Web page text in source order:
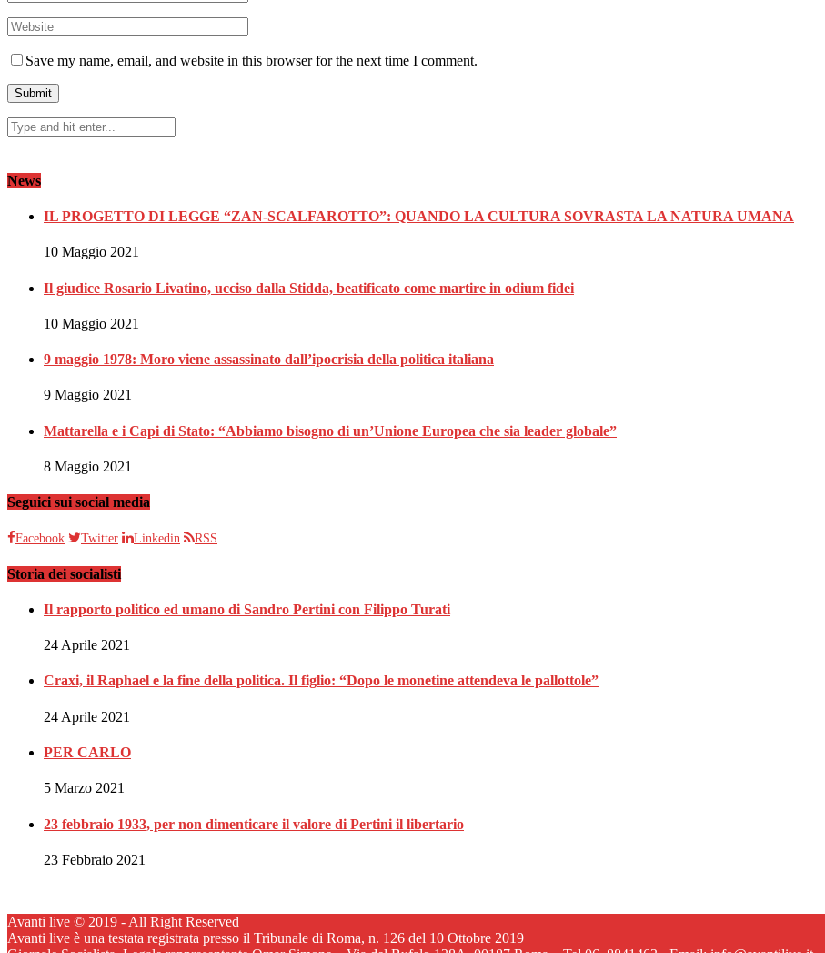
Save my name, email, and website in this browser for the next time I comment.
News
IL PROGETTO DI LEGGE “ZAN-SCALFAROTTO”: QUANDO LA CULTURA SOVRASTA LA NATURA UMANA
10 Maggio 2021
Il giudice Rosario Livatino, ucciso dalla Stidda, beatificato come martire in odium fidei
10 Maggio 2021
9 maggio 1978: Moro viene assassinato dall’ipocrisia della politica italiana
9 Maggio 2021
Mattarella e i Capi di Stato: “Abbiamo bisogno di un’Unione Europea che sia leader globale”
8 Maggio 2021
Seguici sui social media
Facebook Twitter Linkedin RSS
Storia dei socialisti
Il rapporto politico ed umano di Sandro Pertini con Filippo Turati
24 Aprile 2021
Craxi, il Raphael e la fine della politica. Il figlio: “Dopo le monetine attendeva le pallottole”
24 Aprile 2021
PER CARLO
5 Marzo 2021
23 febbraio 1933, per non dimenticare il valore di Pertini il libertario
23 Febbraio 2021
Avanti live © 2019 - All Right Reserved
Avanti live è una testata registrata presso il Tribunale di Roma, n. 126 del 10 Ottobre 2019